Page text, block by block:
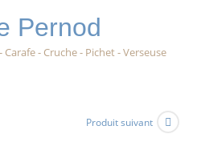
Pernod
Carafe - Cruche - Pichet - Verseuse
Produit suivant